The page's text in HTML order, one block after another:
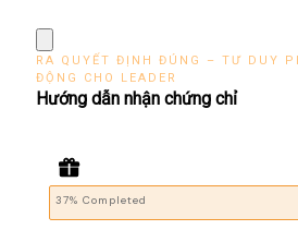
RA QUYẾT ĐỊNH ĐÚNG – TƯ DUY
ĐỘNG CHO LEADER
Hướng dẫn nhận chứng chỉ
37% Completed